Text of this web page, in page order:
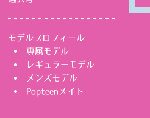
モデルプロフィール
専属モデル
レギュラーモデル
メンズモデル
Popteenメイト